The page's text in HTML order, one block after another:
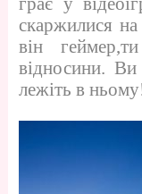
скаржилися на
він
відносини. Ви
лежіть в